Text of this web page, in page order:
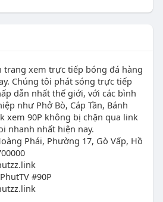
trang xem trực tiếp bóng đá hàng
Chúng tôi phát sóng trực tiếp
dẫn nhất thế giới, với các bình
như Phở Bò, Cáp Tần, Bánh
xem 90P không bị chặn qua link
nhanh nhất hiện nay.
Phái, Phường 17, Gò Vấp, Hồ
#90P